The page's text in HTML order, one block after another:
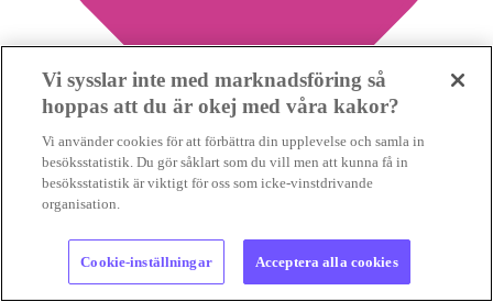
Vi sysslar inte med marknadsföring så
hoppas att du är okej med våra kakor?
Vi använder cookies för att förbättra din upplevelse och samla in
besöksstatistik. Du gör såklart som du vill men att kunna få in
besöksstatistik är viktigt för oss som icke-vinstdrivande
organisation.
Cookie-inställningar Acceptera alla cookies